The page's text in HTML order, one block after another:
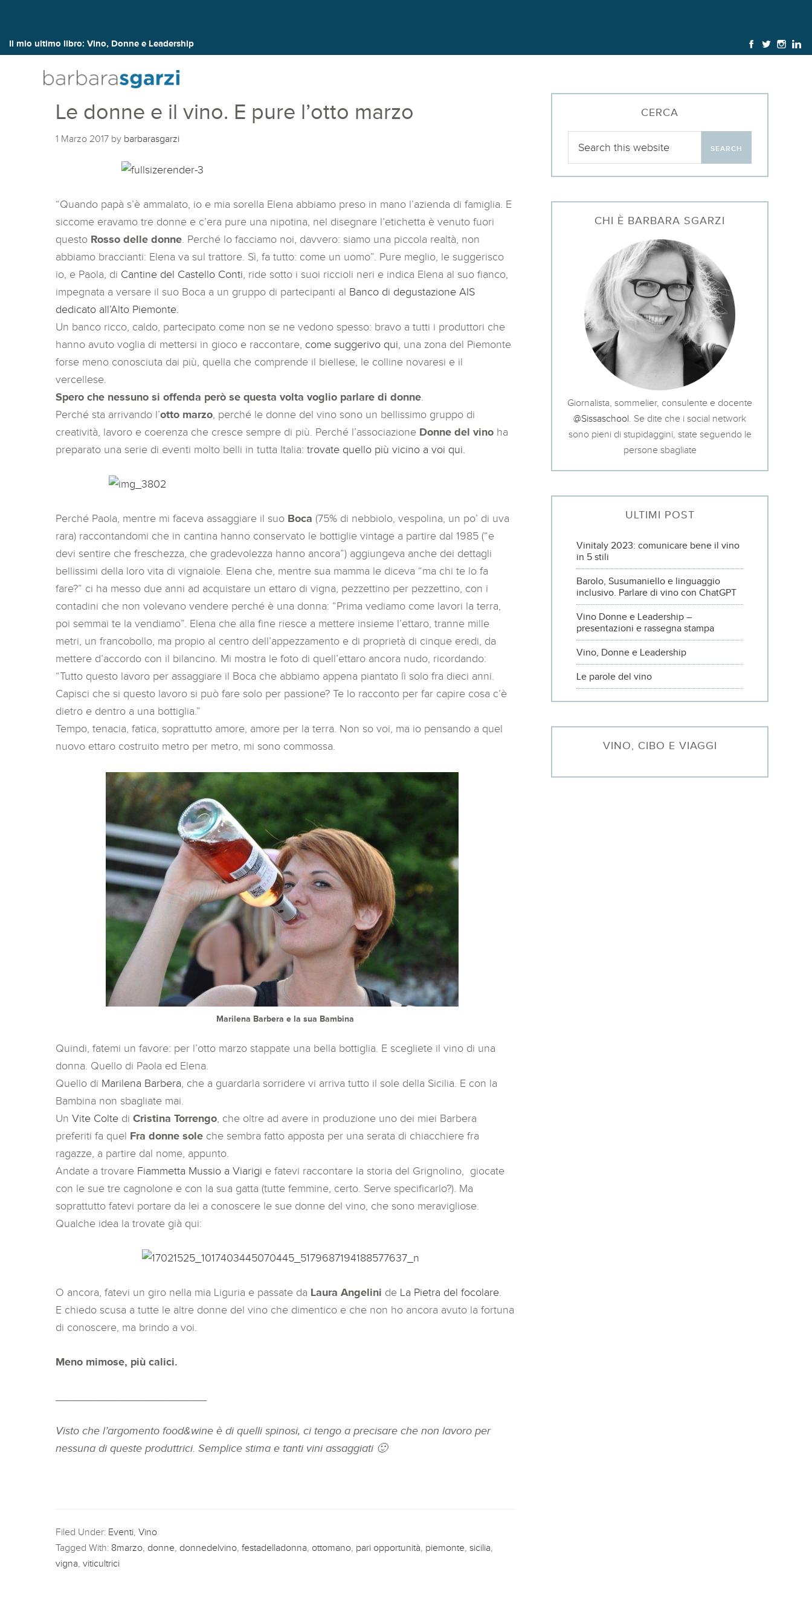
Il mio ultimo libro: Vino, Donne e Leadership
Le donne e il vino. E pure l’otto marzo
1 Marzo 2017 by barbarasgarzi
“Quando papà s’è ammalato, io e mia sorella Elena abbiamo preso in mano l’azienda di famiglia. E
siccome eravamo tre donne e c’era pure una nipotina, nel disegnare l’etichetta è venuto fuori
questo Rosso delle donne. Perché lo facciamo noi, davvero: siamo una piccola realtà, non
abbiamo braccianti: Elena va sul trattore. Sì, fa tutto: come un uomo”. Pure meglio, le suggerisco
io, e Paola, di Cantine del Castello Conti, ride sotto i suoi riccioli neri e indica Elena al suo fianco,
impegnata a versare il suo Boca a un gruppo di partecipanti al Banco di degustazione AIS
dedicato all’Alto Piemonte.
Un banco ricco, caldo, partecipato come non se ne vedono spesso: bravo a tutti i produttori che
hanno avuto voglia di mettersi in gioco e raccontare, come suggerivo qui, una zona del Piemonte
forse meno conosciuta dai più, quella che comprende il biellese, le colline novaresi e il
vercellese.
Spero che nessuno si offenda però se questa volta voglio parlare di donne.
Perché sta arrivando l’otto marzo, perché le donne del vino sono un bellissimo gruppo di
creatività, lavoro e coerenza che cresce sempre di più. Perché l’associazione Donne del vino ha
preparato una serie di eventi molto belli in tutta Italia: trovate quello più vicino a voi qui.
Perché Paola, mentre mi faceva assaggiare il suo Boca (75% di nebbiolo, vespolina, un po’ di uva
rara) raccontandomi che in cantina hanno conservato le bottiglie vintage a partire dal 1985 (“e
devi sentire che freschezza, che gradevolezza hanno ancora”) aggiungeva anche dei dettagli
bellissimi della loro vita di vignaiole. Elena che, mentre sua mamma le diceva “ma chi te lo fa
fare?” ci ha messo due anni ad acquistare un ettaro di vigna, pezzettino per pezzettino, con i
contadini che non volevano vendere perché è una donna: “Prima vediamo come lavori la terra,
poi semmai te la vendiamo”. Elena che alla fine riesce a mettere insieme l’ettaro, tranne mille
metri, un francobollo, ma propio al centro dell’appezzamento e di proprietà di cinque eredi, da
mettere d’accordo con il bilancino. Mi mostra le foto di quell’ettaro ancora nudo, ricordando:
“Tutto questo lavoro per assaggiare il Boca che abbiamo appena piantato lì solo fra dieci anni.
Capisci che si questo lavoro si può fare solo per passione? Te lo racconto per far capire cosa c’è
dietro e dentro a una bottiglia.”
Tempo, tenacia, fatica, soprattutto amore, amore per la terra. Non so voi, ma io pensando a quel
nuovo ettaro costruito metro per metro, mi sono commossa.
Marilena Barbera e la sua Bambina
Quindi, fatemi un favore: per l’otto marzo stappate una bella bottiglia. E scegliete il vino di una
donna. Quello di Paola ed Elena.
Quello di Marilena Barbera , che a guardarla sorridere vi arriva tutto il sole della Sicilia. E con la
Bambina non sbagliate mai.
Un Vite Colte di Cristina Torrengo , che oltre ad avere in produzione uno dei miei Barbera
preferiti fa quel Fra donne sole che sembra fatto apposta per una serata di chiacchiere fra
ragazze, a partire dal nome, appunto.
Andate a trovare Fiammetta Mussio a Viarigi e fatevi raccontare la storia del Grignolino, giocate
con le sue tre cagnolone e con la sua gatta (tutte femmine, certo. Serve specificarlo?). Ma
soprattutto fatevi portare da lei a conoscere le sue donne del vino, che sono meravigliose.
Qualche idea la trovate già qui:
O ancora, fatevi un giro nella mia Liguria e passate da Laura Angelini de La Pietra del focolare
E chiedo scusa a tutte le altre donne del vino che dimentico e che non ho ancora avuto la fortuna
di conoscere, ma brindo a voi.
Meno mimose, più calici.
Visto che l’argomento food&wine è di quelli spinosi, ci tengo a precisare che non lavoro per
nessuna di queste produttrici. Semplice stima e tanti vini assaggiati 🙂
Filed Under: Eventi Vino
Tagged With: 8marzo donne donnedelvino festadelladonna ottomano pari opportunità piemonte sicilia
vigna viticultrici
CERCA
CHI È BARBARA SGARZI
Giornalista, sommelier, consulente e docente
@Sissaschool . Se dite che i social network
sono pieni di stupidaggini, state seguendo le
persone sbagliate
ULTIMI POST
Vinitaly 2023: comunicare bene il vino
in 5 stili
Barolo, Susumaniello e linguaggio
inclusivo. Parlare di vino con ChatGPT
Vino Donne e Leadership –
presentazioni e rassegna stampa
Vino, Donne e Leadership
Le parole del vino
VINO, CIBO E VIAGGI